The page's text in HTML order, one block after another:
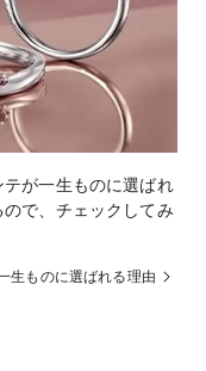
が一生ものに選ばれ
で、チェックしてみ
生ものに選ばれる理由